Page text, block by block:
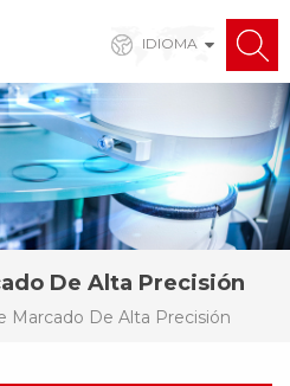
IDIOMA
De Alta Precisión
Marcado De Alta Precisión